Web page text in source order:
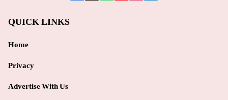
QUICK LINKS
Home
Privacy
Advertise With Us